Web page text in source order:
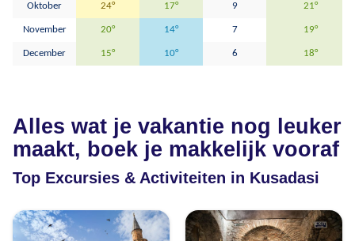
Oktober 24° 17° 9 21°
November 20° 14° 7 19°
December 15° 10° 6 18°
Alles wat je vakantie nog leuker
maakt, boek je makkelijk vooraf
Top Excursies & Activiteiten in Kusadasi